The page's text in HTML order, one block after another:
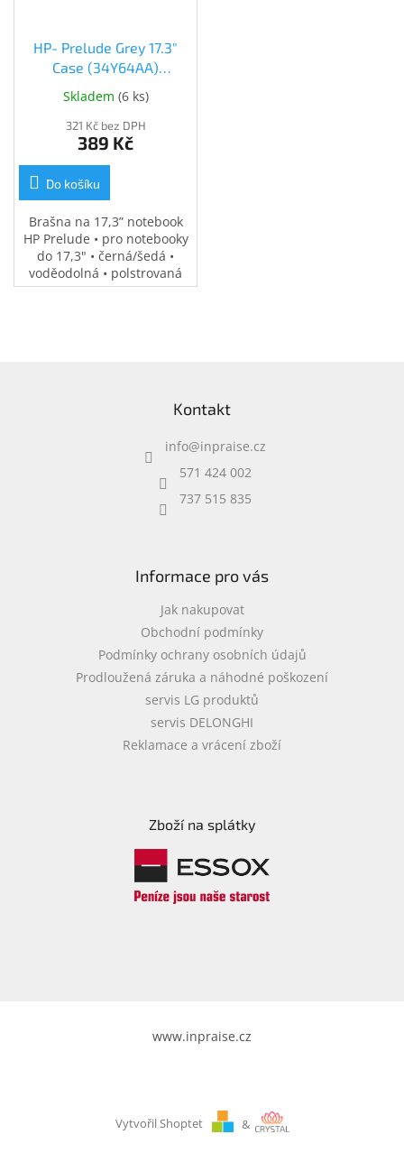
HP- Prelude Grey 17.3"
Case (34Y64AA)
(34Y64AA)
Skladem (6 ks)
321 Kč bez DPH
389 Kč
Do košíku
Brašna na 17,3” notebook
HP Prelude • pro notebooky
do 17,3" • černá/šedá •
voděodolná • polstrovaná
přihrádka na notebook •
Kontakt
info@inpraise.cz
571 424 002
737 515 835
Informace pro vás
Jak nakupovat
Obchodní podmínky
Podmínky ochrany osobních údajů
Prodloužená záruka a náhodné poškození
servis LG produktů
servis DELONGHI
Reklamace a vrácení zboží
Zboží na splátky
www.inpraise.cz
Vytvořil Shoptet &